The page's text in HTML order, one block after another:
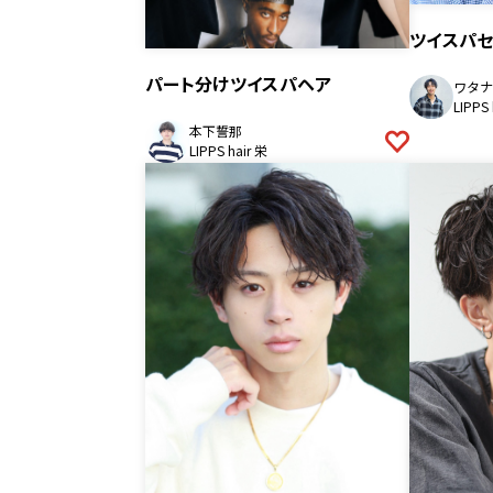
パート分けツイスパヘア
本下誓那
LIPPS hair 栄
ツイスパ
ワタ